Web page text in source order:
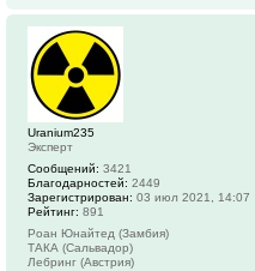
Uranium235
Эксперт
Сообщений: 3421
Благодарностей: 2449
Зарегистрирован: 03 июл 2021, 14:07
Рейтинг: 891
Роан Юнайтед (Замбия)
ТАКА (Сальвадор)
Лебринг (Австрия)